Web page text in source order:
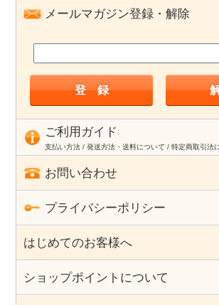
メールマガジン登録・解除
ご利用ガイド
支払い方法 / 発送方法・送料について / 特定商取引法
お問い合わせ
プライバシーポリシー
はじめてのお客様へ
ショップポイントについて